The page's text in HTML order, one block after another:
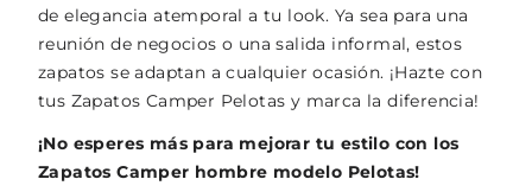
de elegancia atemporal a tu look. Ya sea para una
reunión de negocios o una salida informal, estos
zapatos se adaptan a cualquier ocasión. ¡Hazte con
tus Zapatos Camper Pelotas y marca la diferencia!
¡No esperes más para mejorar tu estilo con los
Zapatos Camper hombre modelo Pelotas!